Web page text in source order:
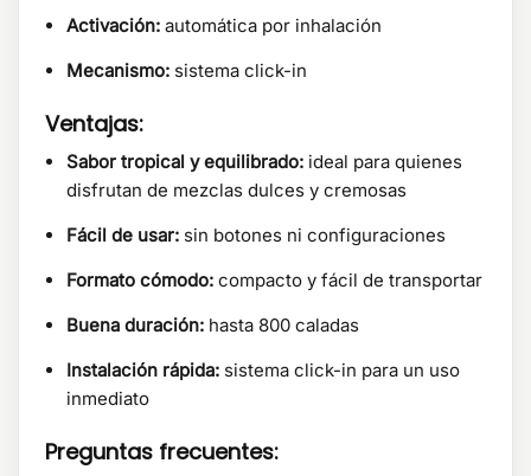
Activación: automática por inhalación
Mecanismo: sistema click-in
Ventajas:
Sabor tropical y equilibrado: ideal para quienes
disfrutan de mezclas dulces y cremosas
Fácil de usar: sin botones ni configuraciones
Formato cómodo: compacto y fácil de transportar
Buena duración: hasta 800 caladas
Instalación rápida: sistema click-in para un uso
inmediato
Preguntas frecuentes: